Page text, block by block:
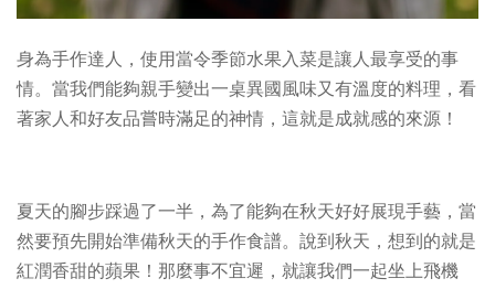
身為手作達人，使用當令季節水果入菜是讓人最享受的事
情。當我們能夠親手變出一桌異國風味又有溫度的料理，看
著家人和好友品嘗時滿足的神情，這就是成就感的來源！
夏天的腳步踩過了一半，為了能夠在秋天好好展現手藝，當
然要預先開始準備秋天的手作食譜。說到秋天，想到的就是
紅潤香甜的蘋果！那麼事不宜遲，就讓我們一起坐上飛機